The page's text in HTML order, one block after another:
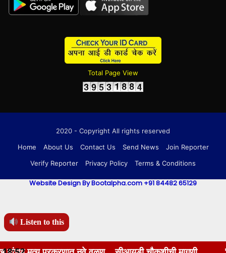
Listen to this
Total Page View
2020 - Copyright All rights reserved
Home
About Us Contact Us Send News
Join Reporter
Verify Reporter
Privacy Policy Terms & Conditions
Website Design By Bootalpha.com +91 84482 65129